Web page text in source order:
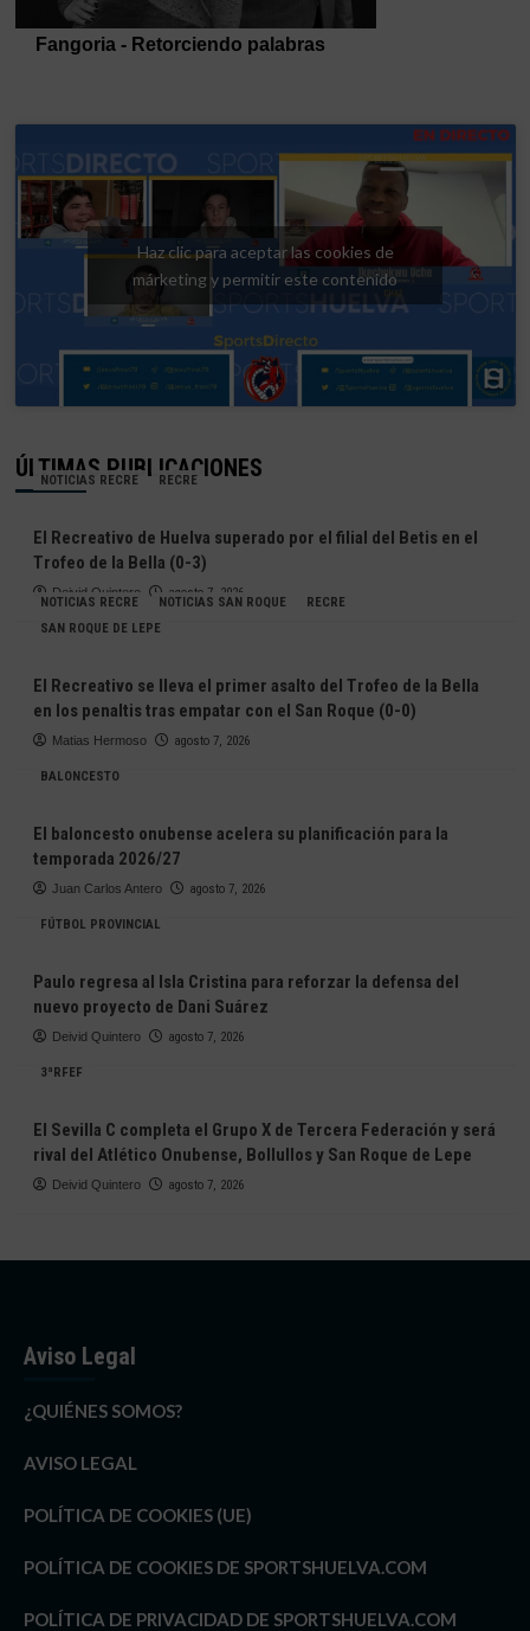
Haz clic para aceptar las cookies de
márketing y permitir este contenido
ÚLTIMAS PUBLICACIONES
NOTICIAS RECRE RECRE
El Recreativo de Huelva superado por el filial del Betis en el
Trofeo de la Bella (0-3)
Deivid Quintero agosto 7, 2026
NOTICIAS RECRE NOTICIAS SAN ROQUE
RECRE
SAN ROQUE DE LEPE
El Recreativo se lleva el primer asalto del Trofeo de la Bella
en los penaltis tras empatar con el San Roque (0-0)
Matias Hermoso agosto 7, 2026
BALONCESTO
El baloncesto onubense acelera su planificación para la
temporada 2026/27
Juan Carlos Antero agosto 7, 2026
FÚTBOL PROVINCIAL
Paulo regresa al Isla Cristina para reforzar la defensa del
nuevo proyecto de Dani Suárez
Deivid Quintero agosto 7, 2026
3ªRFEF
El Sevilla C completa el Grupo X de Tercera Federación y será
rival del Atlético Onubense, Bollullos y San Roque de Lepe
Deivid Quintero agosto 7, 2026
Aviso Legal
¿QUIÉNES SOMOS?
AVISO LEGAL
POLÍTICA DE COOKIES (UE)
POLÍTICA DE COOKIES DE SPORTSHUELVA.COM
POLÍTICA DE PRIVACIDAD DE SPORTSHUELVA.COM